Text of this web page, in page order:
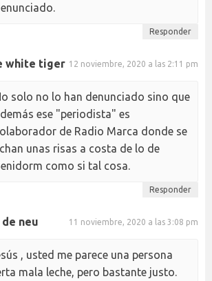
Responder
white tiger 12 noviembre, 2020 a las 2:11 pm
solo no lo han denunciado sino que
ese "periodista" es
de Radio Marca donde se
unas risas a costa de lo de
como si tal cosa.
Responder
neu 11 noviembre, 2020 a las 3:08 pm
, usted me parece una persona
mala leche, pero bastante justo.